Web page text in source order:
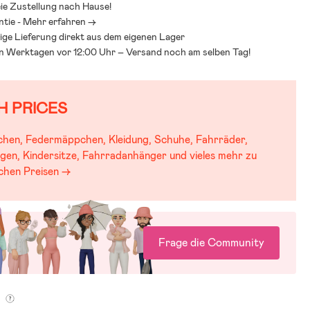
sein. Unser Kinderwagen-Guide hilft Dir, verschiedene
ihre Sicherheit und praktische Funktionen zu
dem Guide fällt es leichter, einen Wagen zu finden, der sicher,
für Dich und Dein Kind ist.
Zustellung nach Hause!
- Mehr erfahren ->
Lieferung direkt aus dem eigenen Lager
Werktagen vor 12:00 Uhr – Versand noch am selben Tag!
PRICES
Federmäppchen, Kleidung, Schuhe, Fahrräder,
Kindersitze, Fahrradanhänger und vieles mehr zu
Preisen →
Frage die Community